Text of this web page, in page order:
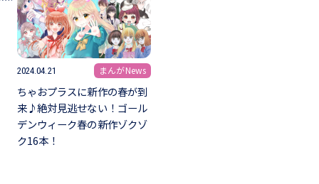
2024.04.21 まんがNews
ちゃおプラスに新作の春が到
来♪絶対見逃せない！ゴール
デンウィーク春の新作ゾクゾ
ク16本！